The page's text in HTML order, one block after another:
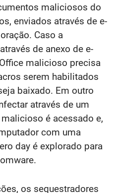
maliciosos do
enviados através de e-
Caso a
de anexo de e-
malicioso precisa
serem habilitados
baixado. Em outro
através de um
é acessado e,
com uma
day é explorado para
os sequestradores